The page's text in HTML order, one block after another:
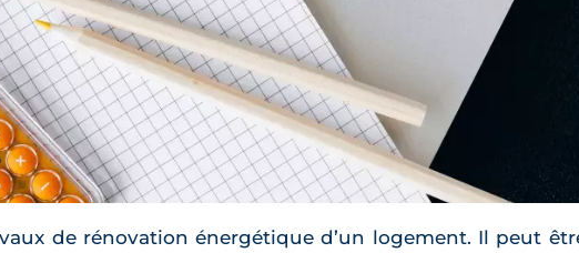
de rénovation énergétique d’un logement. Il peut